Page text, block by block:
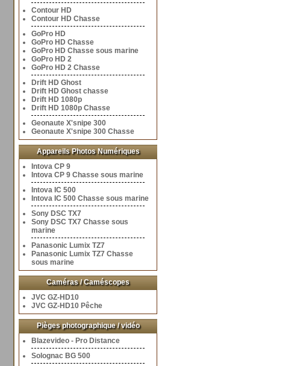
Contour HD
Contour HD Chasse
GoPro HD
GoPro HD Chasse
GoPro HD Chasse sous marine
GoPro HD 2
GoPro HD 2 Chasse
Drift HD Ghost
Drift HD Ghost chasse
Drift HD 1080p
Drift HD 1080p Chasse
Geonaute X'snipe 300
Geonaute X'snipe 300 Chasse
Appareils Photos Numériques
Intova CP 9
Intova CP 9 Chasse sous marine
Intova IC 500
Intova IC 500 Chasse sous marine
Sony DSC TX7
Sony DSC TX7 Chasse sous
marine
Panasonic Lumix TZ7
Panasonic Lumix TZ7 Chasse
sous marine
Caméras / Caméscopes
JVC GZ-HD10
JVC GZ-HD10 Pêche
Pièges photographique / vidéo
Blazevideo - Pro Distance
Solognac BG 500